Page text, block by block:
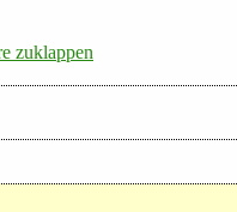
zuklappen